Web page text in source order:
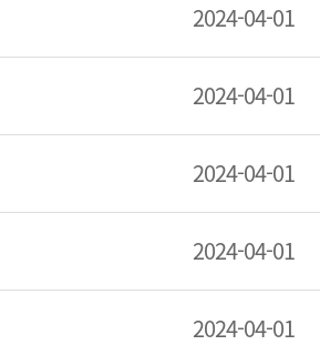
2024-04-01
2024-04-01
2024-04-01
2024-04-01
2024-04-01